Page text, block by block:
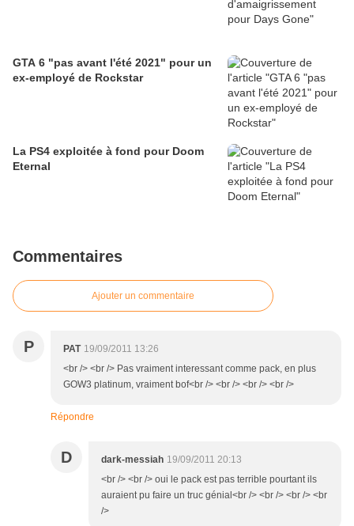
GTA 6 "pas avant l'été 2021" pour un
ex-employé de Rockstar
La PS4 exploitée à fond pour Doom
Eternal
Commentaires
Ajouter un commentaire
P PAT 19/09/2011 13:26
<br /> <br /> Pas vraiment interessant comme pack, en plus
GOW3 platinum, vraiment bof<br /> <br /> <br /> <br />
Répondre
D dark-messiah 19/09/2011 20:13
<br /> <br /> oui le pack est pas terrible pourtant ils
auraient pu faire un truc génial<br /> <br /> <br /> <br
/>